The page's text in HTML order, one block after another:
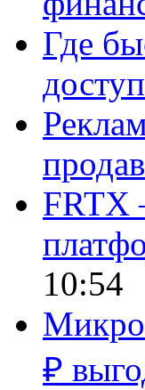
Где
FRTX
10:54
Микро
₽